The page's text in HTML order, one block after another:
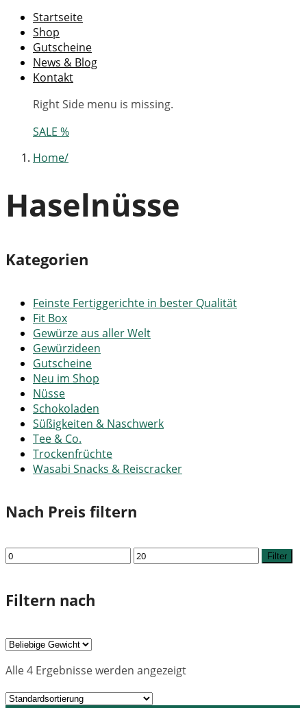
Startseite
Shop
Gutscheine
News & Blog
Kontakt
Right Side menu is missing.
SALE %
Home
Haselnüsse
Kategorien
Feinste Fertiggerichte in bester Qualität
Fit Box
Gewürze aus aller Welt
Gewürzideen
Gutscheine
Neu im Shop
Nüsse
Schokoladen
Süßigkeiten & Naschwerk
Tee & Co.
Trockenfrüchte
Wasabi Snacks & Reiscracker
Nach Preis filtern
Min.
Max.
Filter
Filtern nach
Alle 4 Ergebnisse werden angezeigt